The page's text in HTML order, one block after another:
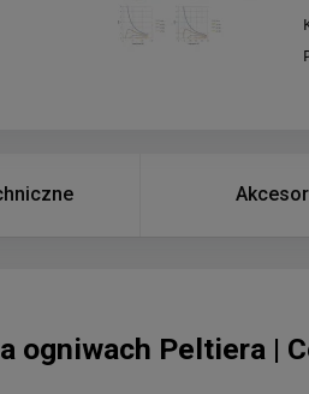
ogniwach Peltiera |